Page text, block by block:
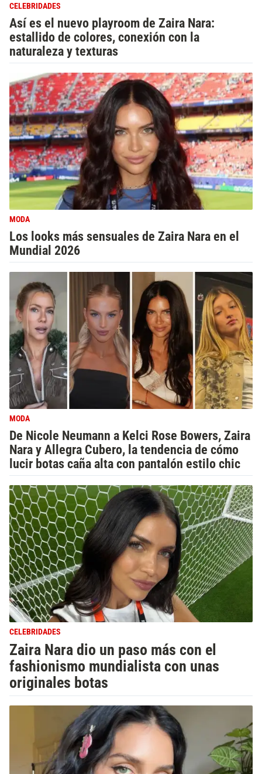
CELEBRIDADES
Así es el nuevo playroom de Zaira Nara:
estallido de colores, conexión con la
naturaleza y texturas
MODA
Los looks más sensuales de Zaira Nara en el
Mundial 2026
MODA
De Nicole Neumann a Kelci Rose Bowers, Zaira
Nara y Allegra Cubero, la tendencia de cómo
lucir botas caña alta con pantalón estilo chic
CELEBRIDADES
Zaira Nara dio un paso más con el
fashionismo mundialista con unas
originales botas